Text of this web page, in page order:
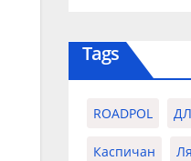
Tags
ROADPOL
Каспичан